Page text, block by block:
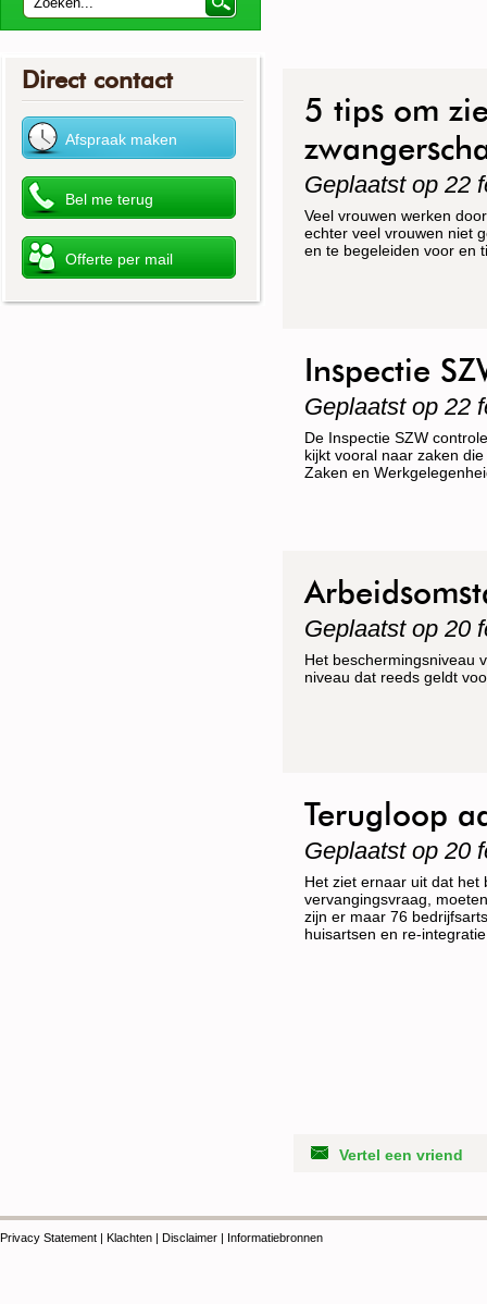
5 tips om
Geplaatst op 22
Veel vrouwen werken
echter veel vrouwen niet
en te begeleiden voor en
Inspectie
Geplaatst op 22
De Inspectie SZW
kijkt vooral naar zaken
Zaken en
Geplaatst op 20
Het beschermingsniveau
niveau dat reeds geldt
Terugloop
Geplaatst op 20
Het ziet ernaar uit dat het
vervangingsvraag,
zijn er maar 76
huisartsen en re-
Vertel een vriend
Direct contact
Privacy Statement | Klachten | Disclaimer | Informatiebronnen